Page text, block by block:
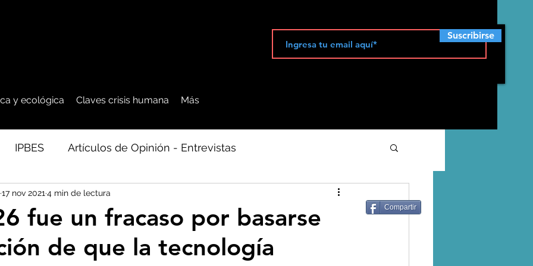
Suscribirse
y ecológica Claves crisis humana Más
IPBES Artículos de Opinión - Entrevistas
Seguridad Alimentaria-Agua-Dieta
- Bosq Artico - Antártida - Glaciares
fue un fracaso por basarse
de que la tecnología
17 nov 2021 4 min de lectura
Compartir